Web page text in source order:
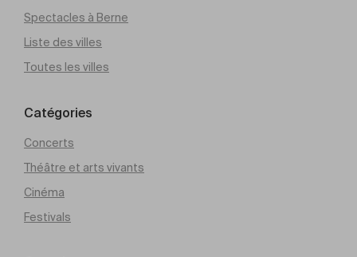
Spectacles à Berne
Liste des villes
Toutes les villes
Catégories
Concerts
Théâtre et arts vivants
Cinéma
Festivals